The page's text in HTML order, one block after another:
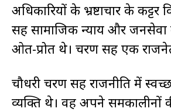
अधिकारियों के भ्रष्टाचार के कट्टर
सिंह सामाजिक न्याय और
ओत-प्रोत थे। चरण सिंह एक
चौधरी चरण सिंह राजनीति में
व्यक्ति थे। वह अपने समकालीनों